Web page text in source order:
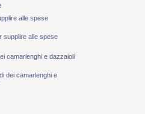
alle spese
supplire alle spese
camarlenghi e dazzaioli
dei camarlenghi e